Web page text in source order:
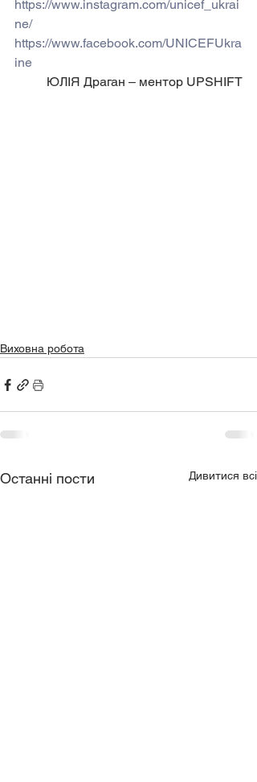
https://www.instagram.com/unicef_ukrai
ne/
https://www.facebook.com/UNICEFUkra
ine
ЮЛІЯ Драган – ментор UPSHIFT
Виховна робота
Останні пости Дивитися всі